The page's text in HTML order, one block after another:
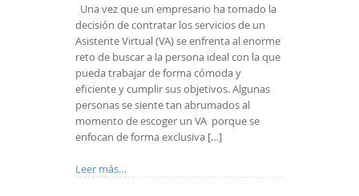
Una vez que un empresario ha tomado la
decisión de contratar los servicios de un
Asistente Virtual (VA) se enfrenta al enorme
reto de buscar a la persona ideal con la que
pueda trabajar de forma cómoda y
eficiente y cumplir sus objetivos. Algunas
personas se siente tan abrumados al
momento de escoger un VA porque se
enfocan de forma exclusiva […]
Leer más…